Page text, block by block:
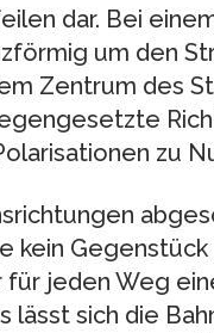
dar. Bei
um den
Zentrum des
zu
kein
jeden Weg
lässt sich die